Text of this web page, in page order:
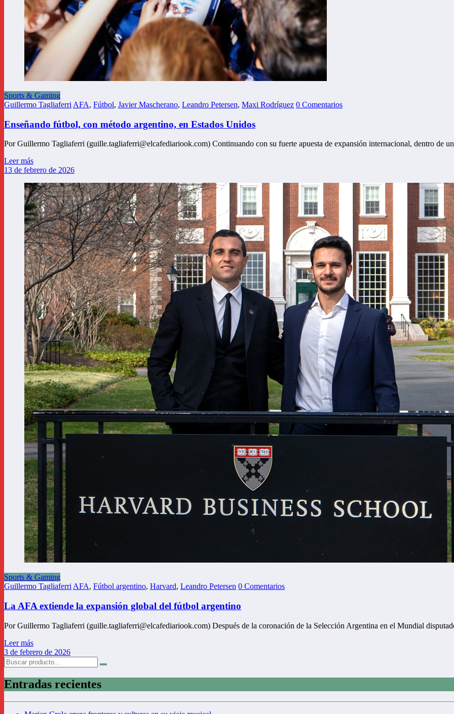
Sports & Gaming
Guillermo Tagliaferri AFA, Fútbol, Javier Mascherano, Leandro Petersen, Maxi Rodríguez 0 Comentarios
Enseñando fútbol, con método argentino, en Estados Unidos
Por Guillermo Tagliaferri (guille.tagliaferri@elcafediariook.com) Continuando con su fuerte apuesta de expansión internacional, dentro de
Leer más
13 de febrero de 2026
Sports & Gaming
Guillermo Tagliaferri AFA, Fútbol argentino, Harvard, Leandro Petersen 0 Comentarios
La AFA extiende la expansión global del fútbol argentino
Por Guillermo Tagliaferri (guille.tagliaferri@elcafediariook.com) Después de la coronación de la Selección Argentina en el Mundial
Leer más
3 de febrero de 2026
Entradas recientes